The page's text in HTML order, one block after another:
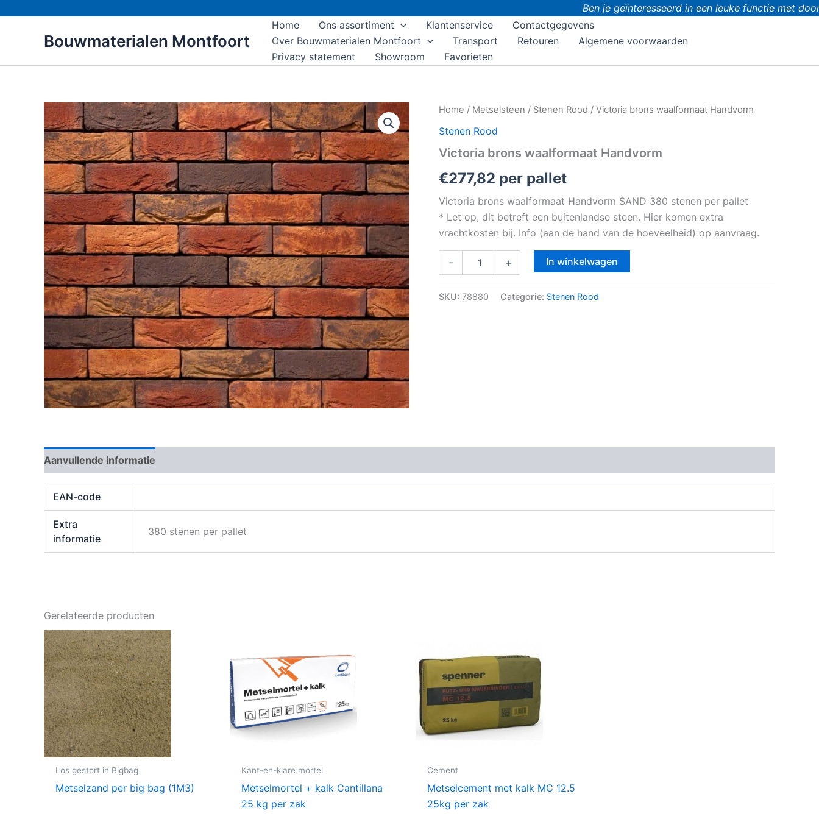
Ben je geïnteresseerd in een leuke functie met
Bouwmaterialen Montfoort
Home Ons assortiment Klantenservice
Contactgegevens
Over Bouwmaterialen Montfoort
Transport Retouren
Algemene voorwaarden
Privacy statement
Showroom Favorieten
Home / Metselsteen / Stenen Rood / Victoria brons waalformaat Handvorm
Stenen Rood
Victoria brons waalformaat Handvorm
€277,82 per pallet
Victoria brons waalformaat Handvorm SAND 380 stenen per pallet
* Let op, dit betreft een buitenlandse steen. Hier komen extra
vrachtkosten bij. Info (aan de hand van de hoeveelheid) op aanvraag.
-
Victoria
waalformaat
aantal
+ In winkelwagen
SKU: 78880 Categorie: Stenen Rood
Aanvullende informatie
EAN-code
Extra
informatie
380 stenen per pallet
Gerelateerde producten
Los gestort in Bigbag
Metselzand per big bag (1M3)
Kant-en-klare mortel
Metselmortel + kalk Cantillana
25 kg per zak
Cement
Metselcement met kalk MC 12.5
25kg per zak